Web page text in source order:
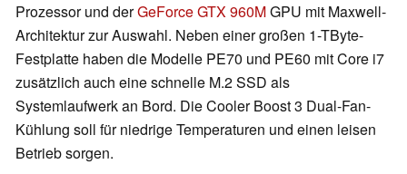
Prozessor und derGeForce GTX 960MGPU mit Maxwell-
Architektur zur Auswahl. Neben einer großen 1-TByte-
Festplatte haben die Modelle PE70 und PE60 mit Core i7
zusätzlich auch eine schnelle M.2 SSD als
Systemlaufwerk an Bord. Die Cooler Boost 3 Dual-Fan-
Kühlung soll für niedrige Temperaturen und einen leisen
Betrieb sorgen.